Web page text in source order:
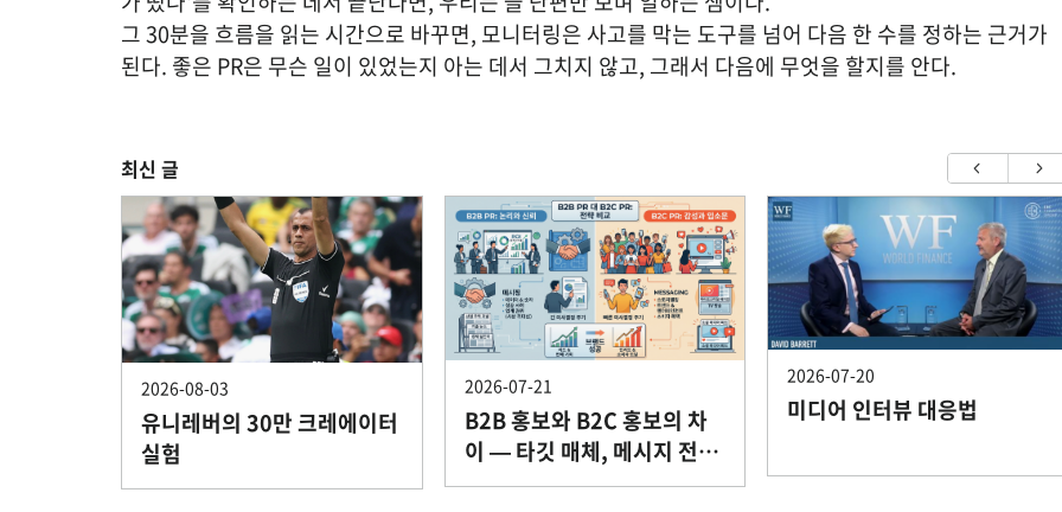
그 30분을 흐름을 읽는 시간으로 바꾸면, 모니터링은 사고를 막는 도구를 넘어 다음 한 수를 정하는 근거가
된다. 좋은 PR은 무슨 일이 있었는지 아는 데서 그치지 않고, 그래서 다음에 무엇을 할지를 안다.
최신 글
2026-08-03
유니레버의 30만 크레에이터
실험
2026-07-21
B2B 홍보와 B2C 홍보의 차
이 — 타깃 매체, 메시지 전략
차이
2026-07-20
미디어 인터뷰 대응법